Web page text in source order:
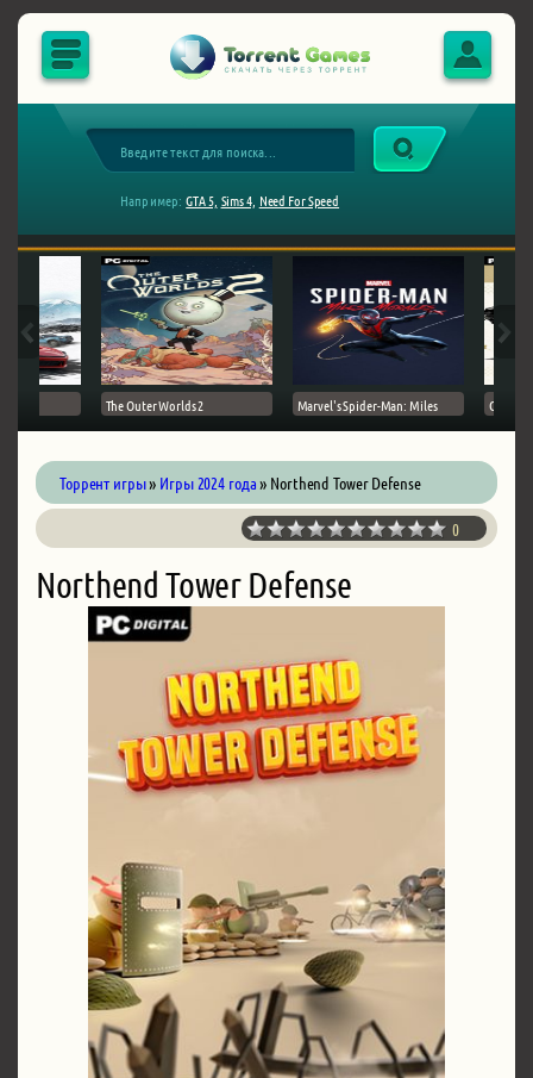
Например: GTA 5, Sims 4, Need For Speed
The Outer Worlds 2 Marvel's Spider-Man: Miles Ghost
Торрент игры» Игры 2024 года» Northend Tower Defense
0
Northend Tower Defense